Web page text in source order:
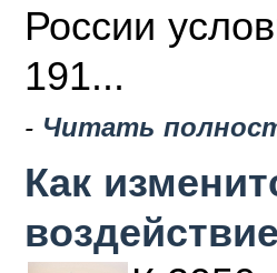
России
191...
- Читать
Как